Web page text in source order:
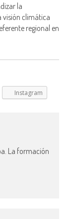
la
visión climática
regional en
Instagram
La formación